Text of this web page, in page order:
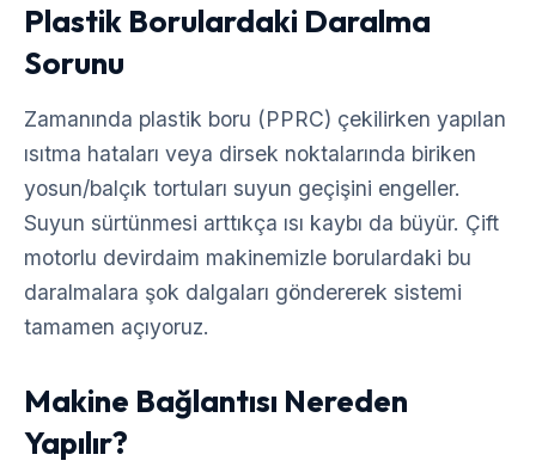
Plastik Borulardaki Daralma
Sorunu
Zamanında plastik boru (PPRC) çekilirken yapılan
ısıtma hataları veya dirsek noktalarında biriken
yosun/balçık tortuları suyun geçişini engeller.
Suyun sürtünmesi arttıkça ısı kaybı da büyür. Çift
motorlu devirdaim makinemizle borulardaki bu
daralmalara şok dalgaları göndererek sistemi
tamamen açıyoruz.
Makine Bağlantısı Nereden
Yapılır?